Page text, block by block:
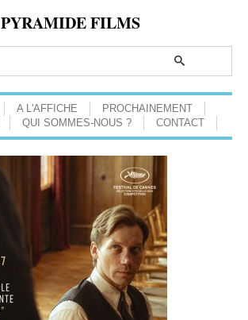
PYRAMIDE FILMS
A L'AFFICHE
PROCHAINEMENT
QUI SOMMES-NOUS ? CONTACT